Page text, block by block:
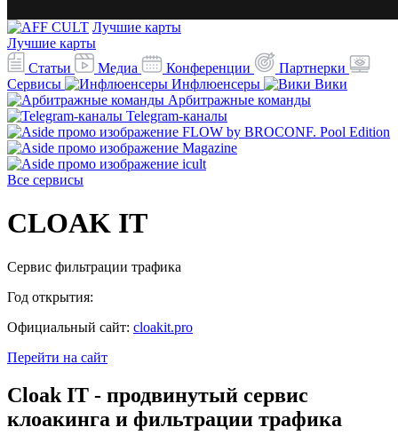
Лучшие карты
Лучшие карты
Статьи
Медиа Конференции
Партнерки
Сервисы
Инфлюенсеры
Вики
Арбитражные команды
Telegram-каналы
Все сервисы
CLOAK IT
Сервис фильтрации трафика
Год открытия:
Официальный сайт: cloakit.pro
Перейти на сайт
Cloak IT - продвинутый сервис
клоакинга и фильтрации трафика